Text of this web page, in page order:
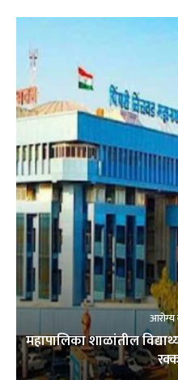
आरोग्य
महापालिका शाळांतील